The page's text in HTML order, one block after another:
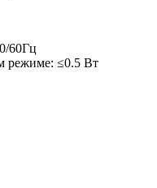
60Гц
режиме: ≤0.5 Вт